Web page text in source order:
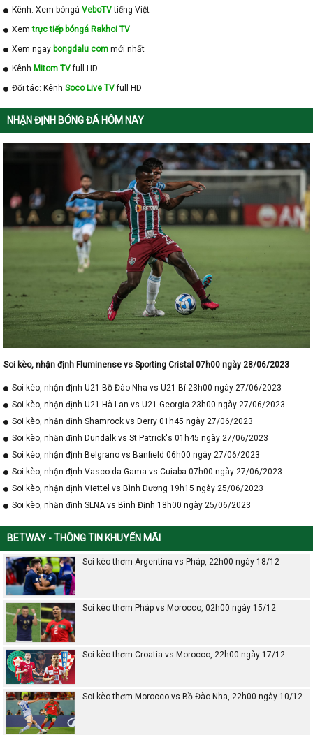
Kênh: Xem bóngá VeboTVtiếng Việt
Xemtrực tiếp bóngá Rakhoi TV
Xem ngay bongdalu com mới nhất
Kênh Mitom TVfull HD
Đối tác: Kênh Soco Live TVfull HD
NHẬN ĐỊNH BÓNG ĐÁ HÔM NAY
Soi kèo, nhận định Fluminense vs Sporting Cristal 07h00 ngày 28/06/2023
Soi kèo, nhận định U21 Bồ Đào Nha vs U21 Bỉ 23h00 ngày 27/06/2023
Soi kèo, nhận định U21 Hà Lan vs U21 Georgia 23h00 ngày 27/06/2023
Soi kèo, nhận định Shamrock vs Derry 01h45 ngày 27/06/2023
Soi kèo, nhận định Dundalk vs St Patrick's 01h45 ngày 27/06/2023
Soi kèo, nhận định Belgrano vs Banfield 06h00 ngày 27/06/2023
Soi kèo, nhận định Vasco da Gama vs Cuiaba 07h00 ngày 27/06/2023
Soi kèo, nhận định Viettel vs Bình Dương 19h15 ngày 25/06/2023
Soi kèo, nhận định SLNA vs Bình Định 18h00 ngày 25/06/2023
BETWAY - THÔNG TIN KHUYẾN MÃI
Soi kèo thơm Argentina vs Pháp, 22h00 ngày 18/12
Soi kèo thơm Pháp vs Morocco, 02h00 ngày 15/12
Soi kèo thơm Croatia vs Morocco, 22h00 ngày 17/12
Soi kèo thơm Morocco vs Bồ Đào Nha, 22h00 ngày 10/12